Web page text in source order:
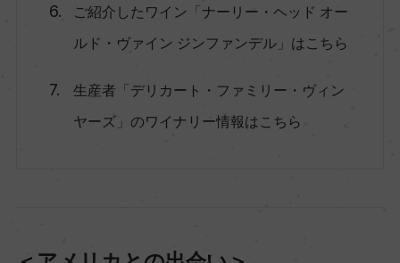
ご紹介したワイン「ナーリー・ヘッド オー
ルド・ヴァイン ジンファンデル」はこちら
生産者「デリカート・ファミリー・ヴィン
ヤーズ」のワイナリー情報はこちら